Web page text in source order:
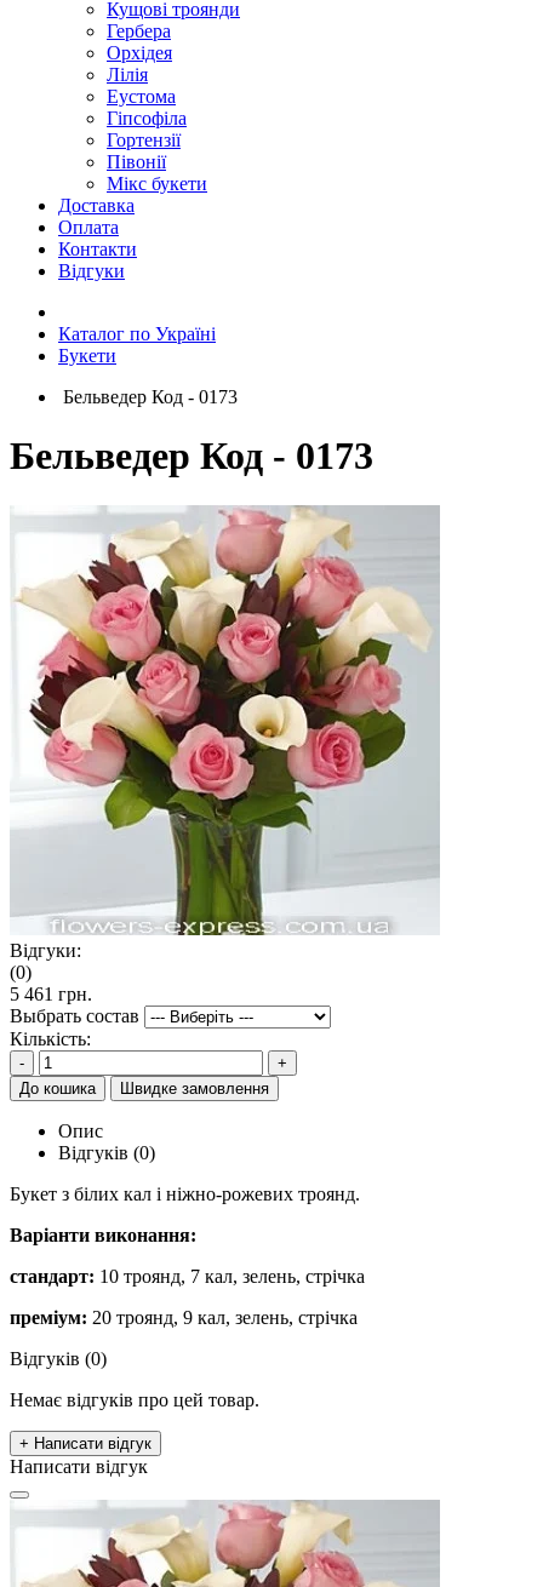
Кущові троянди
Гербера
Орхідея
Лілія
Еустома
Гіпсофіла
Гортензії
Півонії
Мікс букети
Доставка
Оплата
Контакти
Відгуки
Каталог по Україні
Букети
Бельведер Код - 0173
Бельведер Код - 0173
Відгуки:
(0)
5 461 грн.
Выбрать состав
Кількість:
-
+
До кошика
Швидке замовлення
Опис
Відгуків (0)
Букет з білих кал і ніжно-рожевих троянд.
Варіанти виконання:
стандарт: 10 троянд, 7 кал, зелень, стрічка
преміум: 20 троянд, 9 кал, зелень, стрічка
Відгуків (0)
Немає відгуків про цей товар.
+ Написати відгук
Написати відгук